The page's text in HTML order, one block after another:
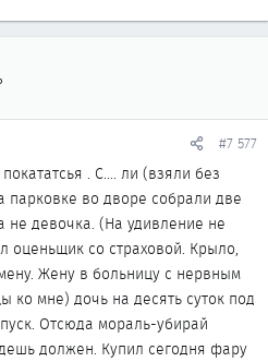
#7 577
. С.... ли (взяли без
во дворе собрали две
девочка. (На удивление не
оценьщик со страховой. Крыло,
Жену в больницу с нервным
ко мне) дочь на десять суток под
Отсюда мораль-убирай
должен. Купил сегодня фару